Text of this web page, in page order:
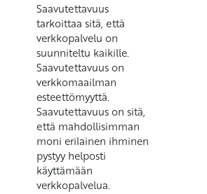
Saavutettavuus
tarkoittaa sitä, että
verkkopalvelu on
suunniteltu kaikille.
Saavutettavuus on
verkkomaailman
esteettömyyttä.
Saavutettavuus on sitä,
että mahdollisimman
moni erilainen ihminen
pystyy helposti
käyttämään
verkkopalvelua.